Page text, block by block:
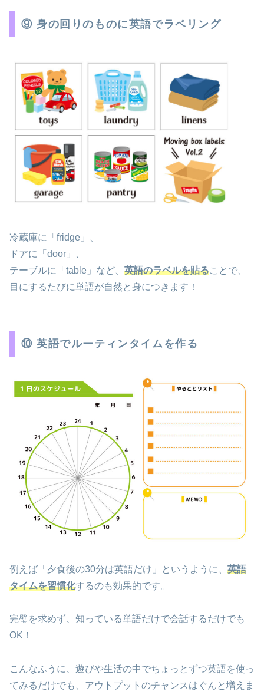
⑨ 身の回りのものに英語でラベリング
冷蔵庫に「fridge」、
ドアに「door」、
テーブルに「table」など、 英語のラベルを貼ることで、
目にするたびに単語が自然と身につきます！
⑩ 英語でルーティンタイムを作る
例えば「夕食後の30分は英語だけ」というように、 英語
タイムを習慣化するのも効果的です。
完璧を求めず、知っている単語だけで会話するだけでも
OK！
こんなふうに、遊びや生活の中でちょっとずつ英語を使っ
てみるだけでも、アウトプットのチャンスはぐんと増えま